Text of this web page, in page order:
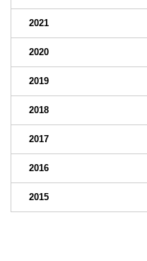
2021
2020
2019
2018
2017
2016
2015